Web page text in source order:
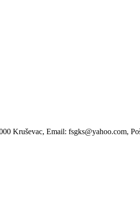
Kruševac, Email: fsgks@yahoo.com,